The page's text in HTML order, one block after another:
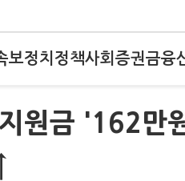
보정치 정책사회 증권금융
원금 '162만